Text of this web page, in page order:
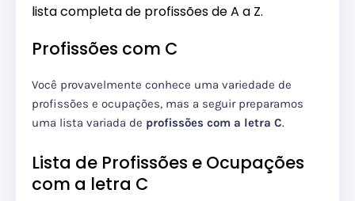
lista completa de profissões de A a Z.
Profissões com C
Você provavelmente conhece uma variedade de
profissões e ocupações, mas a seguir preparamos
uma lista variada de profissões com a letra C.
Lista de Profissões e Ocupações
com a letra C